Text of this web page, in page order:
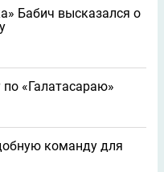
Бабич высказался о
«Галатасараю»
команду для